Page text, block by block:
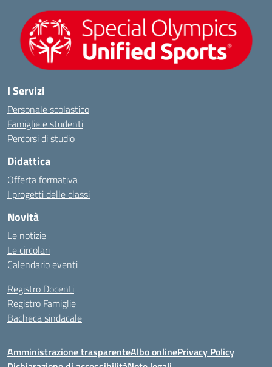
I Servizi
Personale scolastico
Famiglie e studenti
Percorsi di studio
Didattica
Offerta formativa
I progetti delle classi
Novità
Le notizie
Le circolari
Calendario eventi
Registro Docenti
Registro Famiglie
Bacheca sindacale
Amministrazione trasparenteAlbo onlinePrivacy Policy